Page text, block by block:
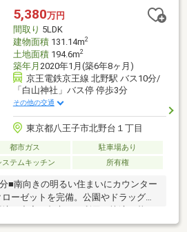
5,380万円
間取り 5LDK
建物面積131.14m2
土地面積194.6m2
築年月 2020年1月(築6年8ヶ月)
京王電鉄京王線 北野駅 バス10分/
「白山神社」バス停 停歩3分
その他の交通
東京都八王子市北野台１丁目
都市ガス
駐車場あり
ステムキッチン 所有権
■南向きの明るい住まいにカウンター
ーゼットを完備。公園やドラッグス